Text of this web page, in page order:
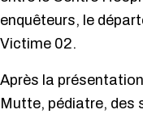
enquêteurs, le
Victime 02.
Après la
Mutte, pédiatre, des